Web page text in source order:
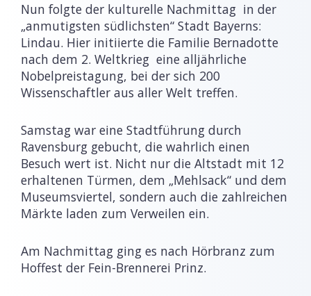
Nun folgte der kulturelle Nachmittag in der
„anmutigsten südlichsten“ Stadt Bayerns:
Lindau. Hier initiierte die Familie Bernadotte
nach dem 2. Weltkrieg eine alljährliche
Nobelpreistagung, bei der sich 200
Wissenschaftler aus aller Welt treffen.
Samstag war eine Stadtführung durch
Ravensburg gebucht, die wahrlich einen
Besuch wert ist. Nicht nur die Altstadt mit 12
erhaltenen Türmen, dem „Mehlsack“ und dem
Museumsviertel, sondern auch die zahlreichen
Märkte laden zum Verweilen ein.
Am Nachmittag ging es nach Hörbranz zum
Hoffest der Fein-Brennerei Prinz.